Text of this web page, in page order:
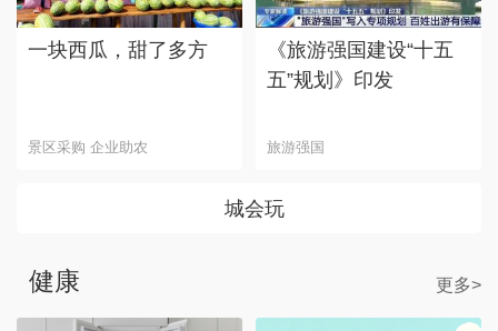
一块西瓜，甜了多方
景区采购 企业助农
《旅游强国建设“十五
五”规划》印发
旅游强国
城会玩
健康 更多>